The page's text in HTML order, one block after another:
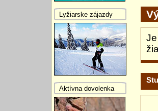
Lyžiarske zájazdy
Aktívna dovolenka